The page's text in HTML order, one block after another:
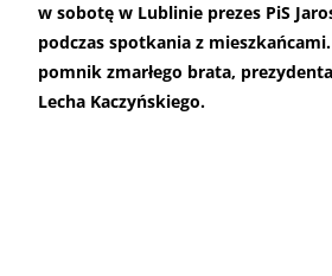
w sobotę w Lublinie prezes PiS
podczas spotkania z mieszkańcami.
pomnik zmarłego brata, prezydenta
Lecha Kaczyńskiego.